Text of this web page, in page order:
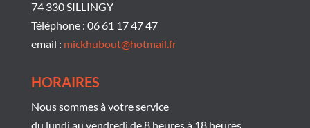
74 330 SILLINGY
Téléphone : 06 61 17 47 47
email : mickhubout@hotmail.fr
HORAIRES
Nous sommes à votre service
du lundi au vendredi de 8 heures à 18 heures